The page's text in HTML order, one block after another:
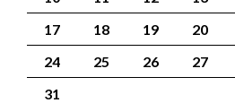
17
18 19 20
24
25 26 27
31